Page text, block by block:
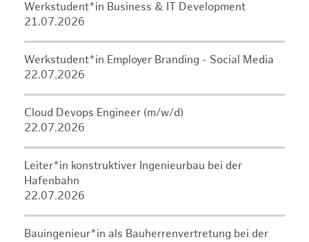
Werkstudent*in Business & IT Development
21.07.2026
Werkstudent*in Employer Branding - Social Media
22.07.2026
Cloud Devops Engineer (m/w/d)
22.07.2026
Leiter*in konstruktiver Ingenieurbau bei der
Hafenbahn
22.07.2026
Bauingenieur*in als Bauherrenvertretung bei der